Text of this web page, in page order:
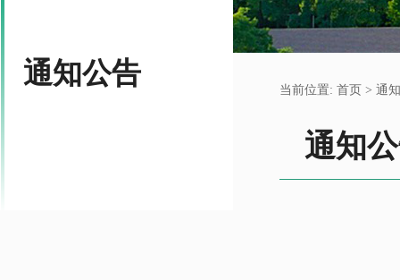
通知公告
当前位置: 首页 > 通
通知